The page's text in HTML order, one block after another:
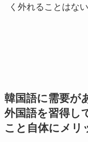
く外れることはな
韓国語に需要が
外国語を習得し
こと自体にメリ